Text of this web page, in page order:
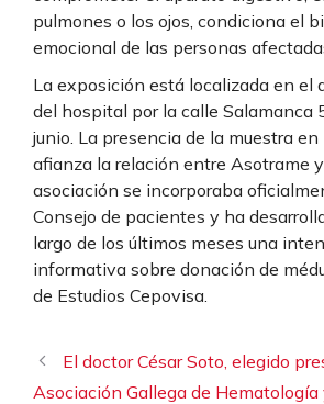
pulmones o los ojos, condiciona el
emocional de las personas
La exposición está localizada en el
del hospital por la calle Salamanca
junio. La presencia de la muestra
afianza la relación entre Asotrame
asociación se incorporaba
Consejo de pacientes y ha
largo de los últimos meses una
informativa sobre donación de
de Estudios Cepovisa.
El doctor César Soto, elegido
Asociación Gallega de